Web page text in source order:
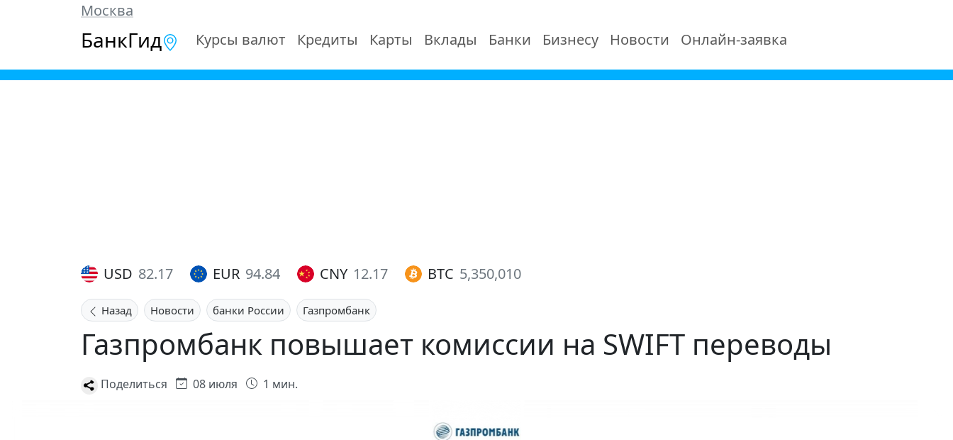
Москва
БанкГид Курсы валют Кредиты Карты Вклады Банки Бизнесу Новости Онлайн-заявка
USD 82.17 EUR 94.84 CNY 12.17 BTC 5,350,010
Назад Новости банки России Газпромбанк
Газпромбанк повышает комиссии на SWIFT переводы
Поделиться 08 июля 1 мин.